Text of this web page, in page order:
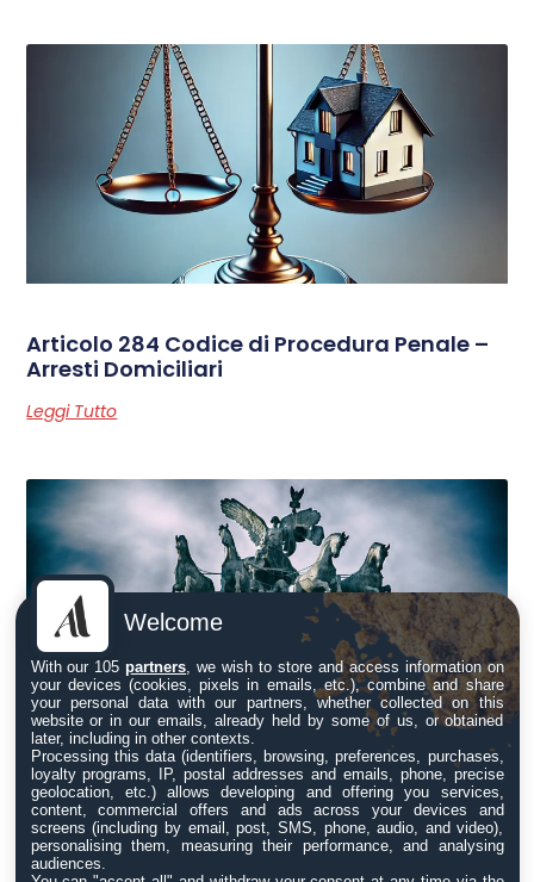
Articolo 284 Codice di Procedura Penale –
Arresti Domiciliari
Leggi Tutto
Trattazione orale del ricorso per
cassazione – D.L. n. 89/2024 (modifica
articoli 610 e 611 c.p.p.)
Leggi Tutto
Welcome
With our 105partners , we wish to store and access information on
your devices (cookies, pixels in emails, etc.), combine and share
your personal data with our partners, whether collected on this
website or in our emails, already held by some of us, or obtained
later, including in other contexts.
Processing this data (identifiers, browsing, preferences, purchases,
loyalty programs, IP, postal addresses and emails, phone, precise
geolocation, etc.) allows developing and offering you services,
content, commercial offers and ads across your devices and
screens (including by email, post, SMS, phone, audio, and video),
personalising them, measuring their performance, and analysing
audiences.